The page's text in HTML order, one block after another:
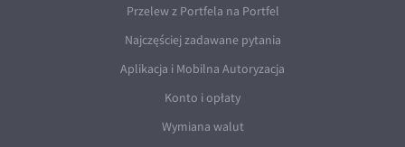
Przelew z Portfela na Portfel
Najczęściej zadawane pytania
Aplikacja i Mobilna Autoryzacja
Konto i opłaty
Wymiana walut